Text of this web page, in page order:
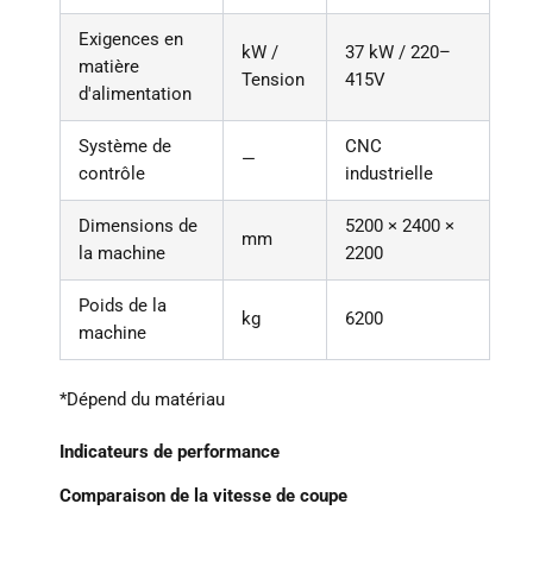
Exigences en
matière
d'alimentation
kW /
Tension
37 kW / 220–
415V
Système de
contrôle
—
CNC
industrielle
Dimensions de
la machine
mm
5200 × 2400 ×
2200
Poids de la
machine
kg 6200
*Dépend du matériau
Indicateurs de performance
Comparaison de la vitesse de coupe